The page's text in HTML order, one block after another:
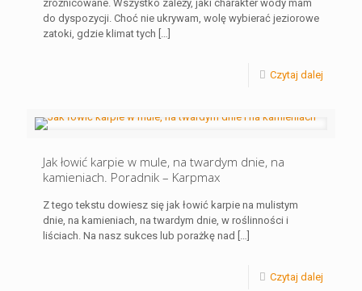
zróżnicowane. Wszystko zależy, jaki charakter wody mam
do dyspozycji. Choć nie ukrywam, wolę wybierać jeziorowe
zatoki, gdzie klimat tych […]
Czytaj dalej
Jak łowić karpie w mule, na twardym dnie, na
kamieniach. Poradnik – Karpmax
Z tego tekstu dowiesz się jak łowić karpie na mulistym
dnie, na kamieniach, na twardym dnie, w roślinności i
liściach. Na nasz sukces lub porażkę nad […]
Czytaj dalej